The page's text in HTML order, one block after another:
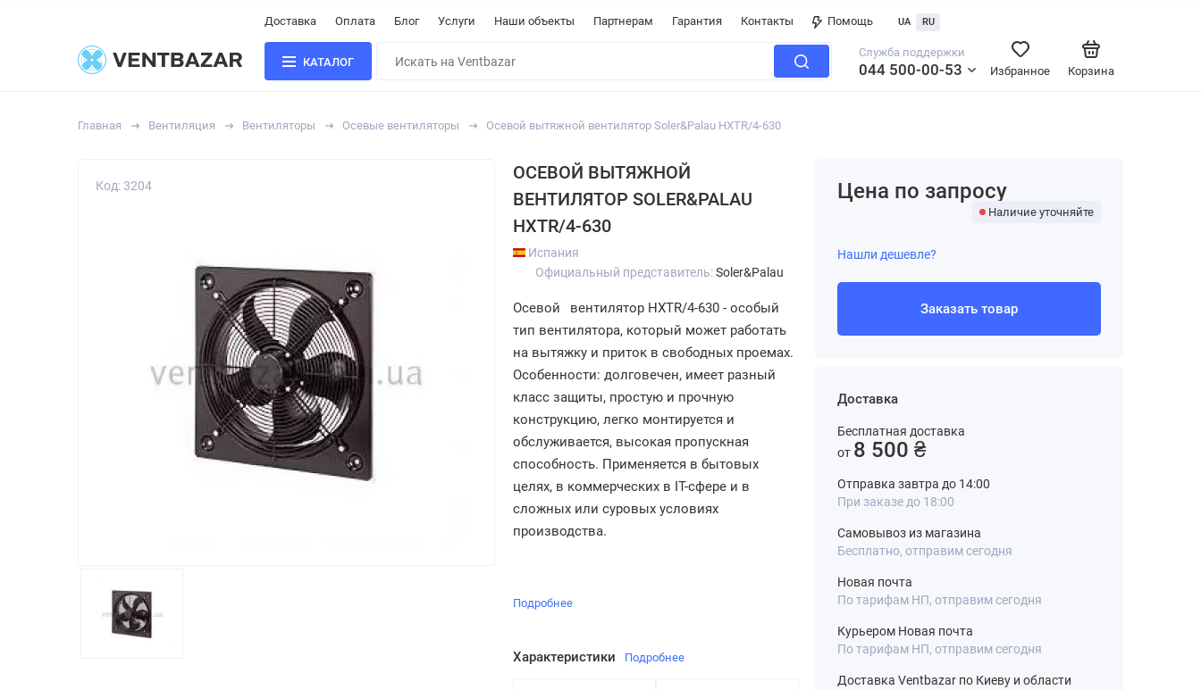
Доставка Оплата Блог Услуги Наши объекты Партнерам Гарантия Контакты Помощь UA RU
КАТАЛОГ
Служба поддержки
044 500-00-53 Корзина
Избранное
Главная Вентиляция Вентиляторы Осевые вентиляторы Осевой вытяжной вентилятор Soler&Palau HXTR/4-630
Код: 3204
ОСЕВОЙ ВЫТЯЖНОЙ
ВЕНТИЛЯТОР SOLER&PALAU
HXTR/4-630
Испания
Официальный представитель:Soler&Palau
Осевой
вентилятор HXTR/4-630 - особый
тип вентилятора, который может работать
на вытяжку и приток в свободных проемах.
Особенности: долговечен, имеет разный
класс защиты, простую и прочную
конструкцию, легко монтируется и
обслуживается, высокая пропускная
способность. Применяется в бытовых
целях, в коммерческих в IT-сфере и в
сложных или суровых условиях
производства.
Подробнее
Характеристики Подробнее
Цена по запросу
Наличие уточняйте
Нашли дешевле?
Заказать товар
Доставка
Бесплатная доставка
от 8 500 ₴
Отправка завтра до 14:00
При заказе до 18:00
Самовывоз из магазина
Бесплатно, отправим сегодня
Новая почта
По тарифам НП, отправим сегодня
Курьером Новая почта
По тарифам НП, отправим сегодня
Доставка Ventbazar по Киеву и области